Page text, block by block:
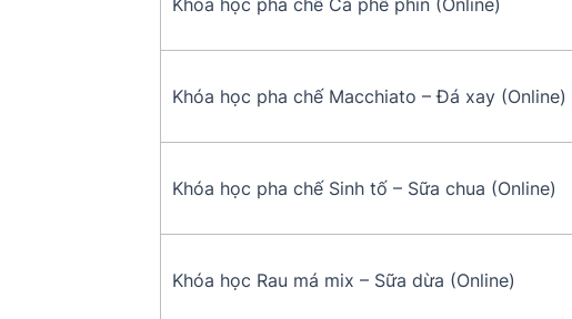
Khóa học pha chế Macchiato – Đá xay (Online)
Khóa học pha chế Sinh tố – Sữa chua (Online)
Khóa học Rau má mix – Sữa dừa (Online)